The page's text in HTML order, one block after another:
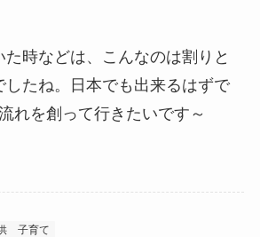
た時などは、こんなのは割りと
したね。日本でも出来るはずで
れを創って行きたいです～
子育て